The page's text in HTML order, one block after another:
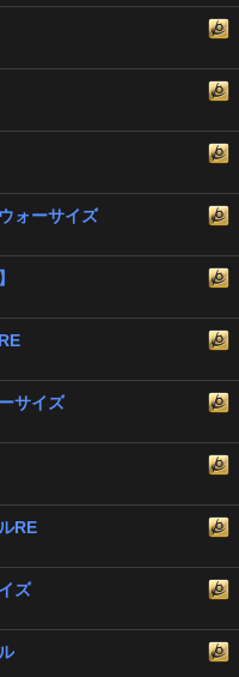
ォーサイズ
サイズ
RE
ズ